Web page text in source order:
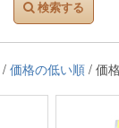
検索する
/ 価格の低い順 / 価